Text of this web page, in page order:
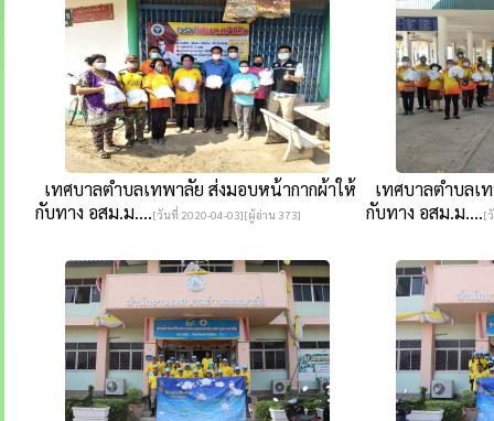
เทศบาลตำบลเทพาลัย ส่งมอบหน้ากากผ้าให้
กับทาง อสม.ม....[วันที่ 2020-04-03][ผู้อ่าน 373]
เทศบาลตำบลเ
กับทาง อสม.ม....[